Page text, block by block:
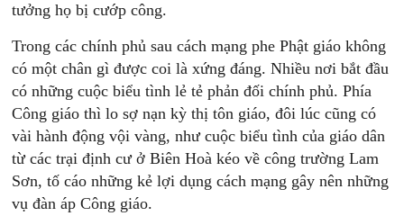
tưởng họ bị cướp công.
Trong các chính phủ sau cách mạng phe Phật giáo không
có một chân gì được coi là xứng đáng. Nhiều nơi bắt đầu
có những cuộc biểu tình lẻ tẻ phản đối chính phủ. Phía
Công giáo thì lo sợ nạn kỳ thị tôn giáo, đôi lúc cũng có
vài hành động vội vàng, như cuộc biểu tình của giáo dân
từ các trại định cư ở Biên Hoà kéo về công trường Lam
Sơn, tố cáo những kẻ lợi dụng cách mạng gây nên những
vụ đàn áp Công giáo.